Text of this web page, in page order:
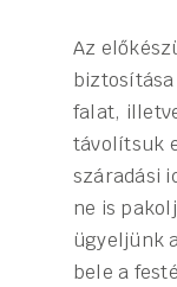
Az
falat,
távolítsuk
száradási
ne is
ügyeljünk
bele a